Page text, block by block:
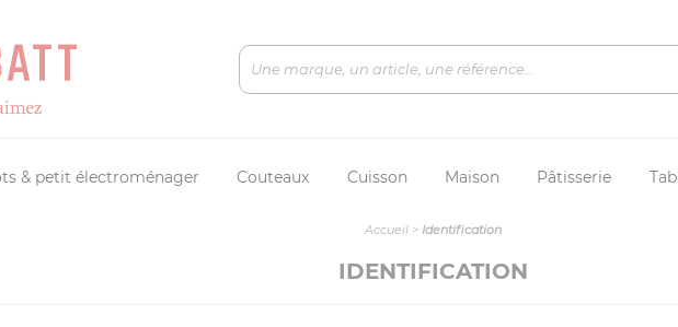
& petit électroménager Couteaux Cuisson Maison Pâtisserie
Accueil> Identification
IDENTIFICATION